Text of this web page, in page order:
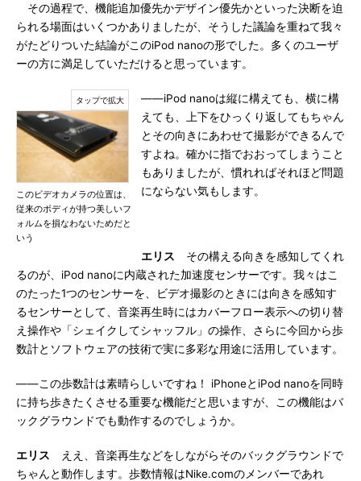
その過程で、機能追加優先かデザイン優先かといった決断を迫
られる場面はいくつかありましたが、そうした議論を重ねて我々
がたどりついた結論がこのiPod nanoの形でした。多くのユーザ
ーの方に満足していただけると思っています。
このビデオカメラの位置は、
従来のボディが持つ美しいフ
ォルムを損なわないためだと
いう
――iPod nanoは縦に構えても、横に構
えても、上下をひっくり返してもちゃん
とその向きにあわせて撮影ができるんで
すよね。確かに指でおおってしまうこと
もありましたが、慣れればそれほど問題
にならない気もします。
エリス その構える向きを感知してくれ
るのが、iPod nanoに内蔵された加速度センサーです。我々はこ
のたった1つのセンサーを、ビデオ撮影のときには向きを感知す
るセンサーとして、音楽再生時にはカバーフロー表示への切り替
え操作や「シェイクしてシャッフル」の操作、さらに今回から歩
数計とソフトウェアの技術で実に多彩な用途に活用しています。
――この歩数計は素晴らしいですね！ iPhoneとiPod nanoを同時
に持ち歩きたくさせる重要な機能だと思いますが、この機能はバ
ックグラウンドでも動作するのでしょうか。
エリス ええ、音楽再生などをしながらそのバックグラウンドで
ちゃんと動作します。歩数情報はNike.comのメンバーであれ